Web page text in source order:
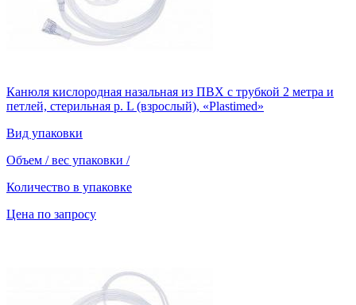
Канюля кислородная назальная из ПВХ с трубкой 2 метра и
петлей, стерильная р. L (взрослый), «Plastimed»
Вид упаковки
Объем / вес упаковки /
Количество в упаковке
Цена по запросу